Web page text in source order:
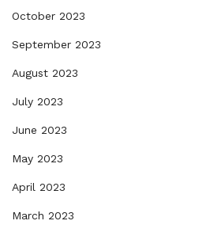
October 2023
September 2023
August 2023
July 2023
June 2023
May 2023
April 2023
March 2023